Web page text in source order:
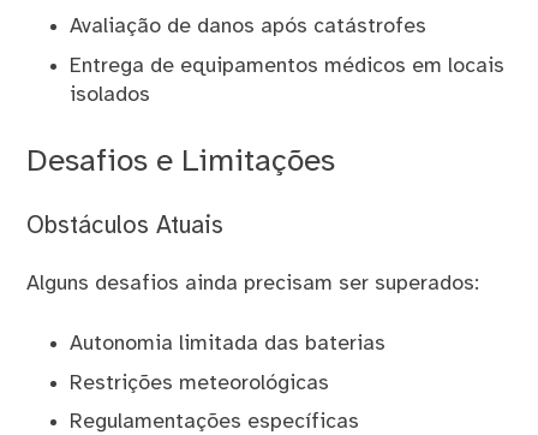
Avaliação de danos após catástrofes
Entrega de equipamentos médicos em locais
isolados
Desafios e Limitações
Obstáculos Atuais
Alguns desafios ainda precisam ser superados:
Autonomia limitada das baterias
Restrições meteorológicas
Regulamentações específicas